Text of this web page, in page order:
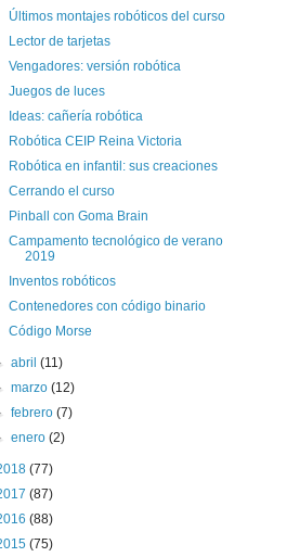
Últimos montajes robóticos del curso
Lector de tarjetas
Vengadores: versión robótica
Juegos de luces
Ideas: cañería robótica
Robótica CEIP Reina Victoria
Robótica en infantil: sus creaciones
Cerrando el curso
Pinball con Goma Brain
Campamento tecnológico de verano
2019
Inventos robóticos
Contenedores con código binario
Código Morse
abril(11)
marzo(12)
febrero(7)
enero(2)
(77)
(87)
(88)
(75)